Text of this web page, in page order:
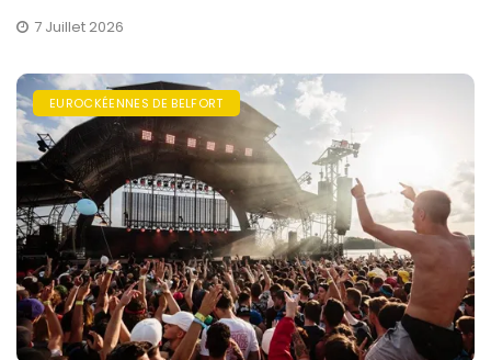
7 Juillet 2026
EUROCKÉENNES DE BELFORT